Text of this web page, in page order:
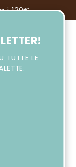
i 130€
TUTTE LE